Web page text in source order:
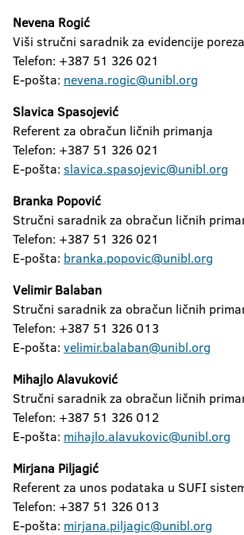
Nevena Rogić
Viši stručni saradnik za evidencije
Telefon: +387 51 326 021
E-pošta: nevena.rogic@unibl.org
Slavica Spasojević
Referent za obračun ličnih primanja
Telefon: +387 51 326 021
E-pošta: slavica.spasojevic@unibl.org
Branka Popović
Stručni saradnik za obračun ličnih
Telefon: +387 51 326 021
E-pošta: branka.popovic@unibl.org
Velimir Balaban
Stručni saradnik za obračun ličnih
Telefon: +387 51 326 013
E-pošta: velimir.balaban@unibl.org
Mihajlo Alavuković
Stručni saradnik za obračun ličnih
Telefon: +387 51 326 012
E-pošta: mihajlo.alavukovic@unibl.org
Mirjana Piljagić
Referent za unos podataka u SUFI
Telefon: +387 51 326 013
E-pošta: mirjana.piljagic@unibl.org